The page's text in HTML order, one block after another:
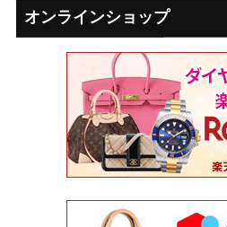
オンラインショップ